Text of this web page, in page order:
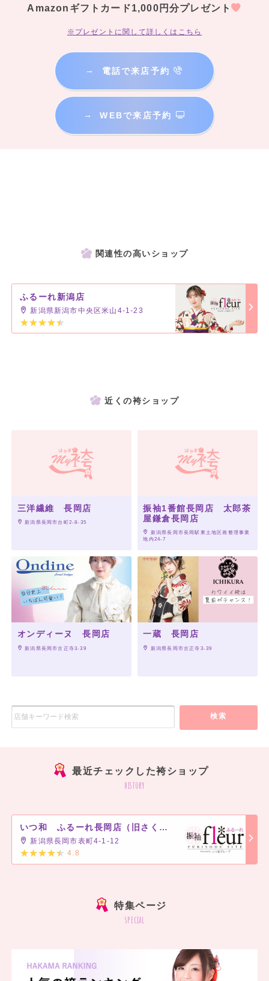
Amazonギフトカード1,000円分プレゼント
※プレゼントに関して詳しくはこちら
→ 電話で来店予約
→ WEBで来店予約
関連性の高いショップ
ふるーれ新潟店
新潟県新潟市中央区米山4-1-23
近くの袴ショップ
三洋繊維 長岡店
新潟県長岡市台町2-8-35
振袖1番館長岡店 太郎茶
屋鎌倉長岡店
新潟県長岡市長岡駅東土地区画整理事業
地内24-7
オンディーヌ 長岡店
新潟県長岡市古正寺3-39
一蔵 長岡店
新潟県長岡市古正寺3-39
検索
最近チェックした袴ショップ
history
いつ和 ふるーれ長岡店（旧さくら屋）
新潟県長岡市表町4-1-12
4.8
特集ページ
special